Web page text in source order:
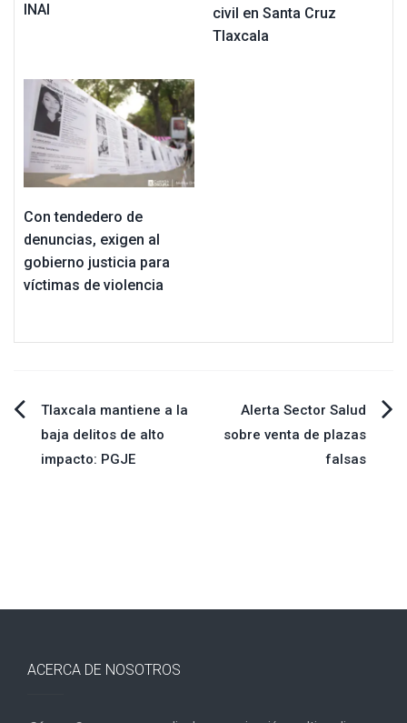
INAI
civil en Santa Cruz
Tlaxcala
Con tendedero de
denuncias, exigen al
gobierno justicia para
víctimas de violencia
Navegación
de
Tlaxcala mantiene a la
baja delitos de alto
impacto: PGJE
Alerta Sector Salud
sobre venta de plazas
falsas
ACERCA DE NOSOTROS